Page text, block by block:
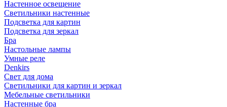
Настенное освещение
Светильники настенные
Подсветка для картин
Подсветка для зеркал
Бра
Настольные лампы
Умные реле
Denkirs
Свет для дома
Светильники для картин и зеркал
Мебельные светильники
Настенные бра